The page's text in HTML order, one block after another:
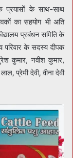
प्रयासों के साथ-साथ
का सहयोग भी अति
प्रबंधन समिति के
परिवार के सदस्य दीपक
कुमार, नवीश कुमार,
प्रेमी देवी, वीना देवी